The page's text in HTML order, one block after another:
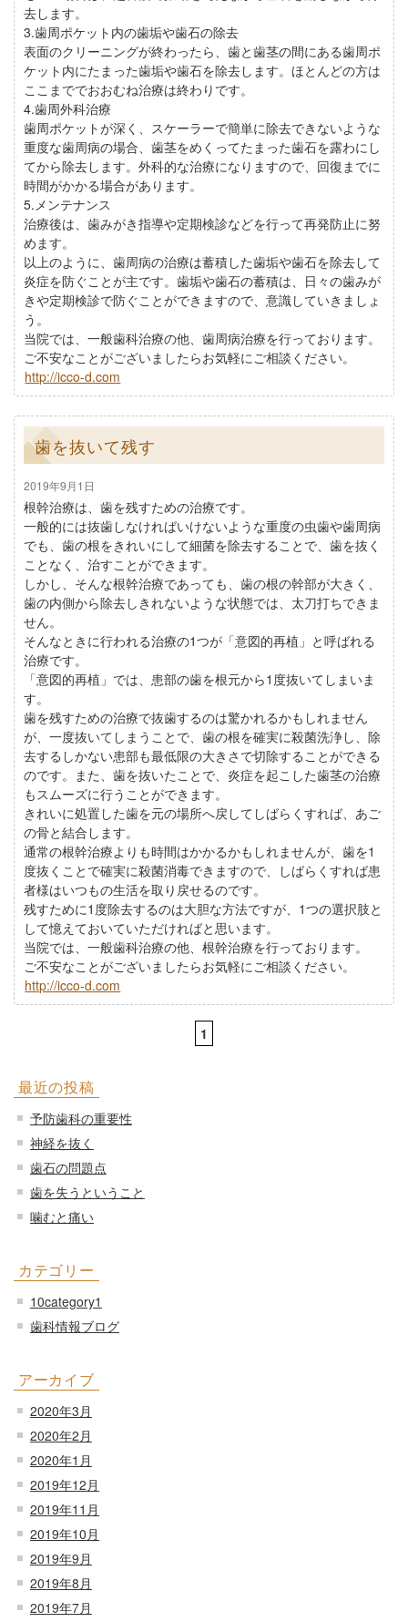
去します。
3.歯周ポケット内の歯垢や歯石の除去
表面のクリーニングが終わったら、歯と歯茎の間にある歯周ポ
ケット内にたまった歯垢や歯石を除去します。ほとんどの方は
ここまででおおむね治療は終わりです。
4.歯周外科治療
歯周ポケットが深く、スケーラーで簡単に除去できないような
重度な歯周病の場合、歯茎をめくってたまった歯石を露わにし
てから除去します。外科的な治療になりますので、回復までに
時間がかかる場合があります。
5.メンテナンス
治療後は、歯みがき指導や定期検診などを行って再発防止に努
めます。
以上のように、歯周病の治療は蓄積した歯垢や歯石を除去して
炎症を防ぐことが主です。歯垢や歯石の蓄積は、日々の歯みが
きや定期検診で防ぐことができますので、意識していきましょ
う。
当院では、一般歯科治療の他、歯周病治療を行っております。
ご不安なことがございましたらお気軽にご相談ください。
http://icco-d.com
歯を抜いて残す
2019年9月1日
根幹治療は、歯を残すための治療です。
一般的には抜歯しなければいけないような重度の虫歯や歯周病
でも、歯の根をきれいにして細菌を除去することで、歯を抜く
ことなく、治すことができます。
しかし、そんな根幹治療であっても、歯の根の幹部が大きく、
歯の内側から除去しきれないような状態では、太刀打ちできま
せん。
そんなときに行われる治療の1つが「意図的再植」と呼ばれる
治療です。
「意図的再植」では、患部の歯を根元から1度抜いてしまいま
す。
歯を残すための治療で抜歯するのは驚かれるかもしれません
が、一度抜いてしまうことで、歯の根を確実に殺菌洗浄し、除
去するしかない患部も最低限の大きさで切除することができる
のです。また、歯を抜いたことで、炎症を起こした歯茎の治療
もスムーズに行うことができます。
きれいに処置した歯を元の場所へ戻してしばらくすれば、あご
の骨と結合します。
通常の根幹治療よりも時間はかかるかもしれませんが、歯を1
度抜くことで確実に殺菌消毒できますので、しばらくすれば患
者様はいつもの生活を取り戻せるのです。
残すために1度除去するのは大胆な方法ですが、1つの選択肢と
して憶えておいていただければと思います。
当院では、一般歯科治療の他、根幹治療を行っております。
ご不安なことがございましたらお気軽にご相談ください。
http://icco-d.com
1
最近の投稿
予防歯科の重要性
神経を抜く
歯石の問題点
歯を失うということ
噛むと痛い
カテゴリー
10category1
歯科情報ブログ
アーカイブ
2020年3月
2020年2月
2020年1月
2019年12月
2019年11月
2019年10月
2019年9月
2019年8月
2019年7月